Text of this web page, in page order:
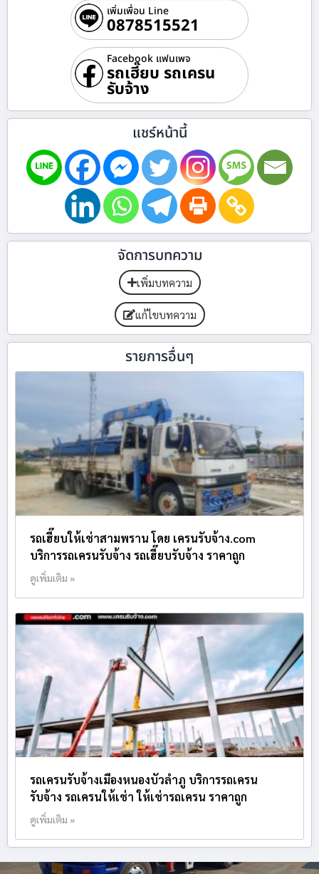
เพิ่มเพื่อน Line
0878515521
Facebook แฟนเพจ
รถเฮี๊ยบ รถเครน
รับจ้าง
แชร์หน้านี้
จัดการบทความ
เพิ่มบทความ
แก้ไขบทความ
รายการอื่นๆ
รถเฮี๊ยบให้เช่าสามพราน โดย เครนรับจ้าง.com
บริการรถเครนรับจ้าง รถเฮี๊ยบรับจ้าง ราคาถูก
ดูเพิ่มเติม »
รถเครนรับจ้างเมืองหนองบัวลำภู บริการรถเครน
รับจ้าง รถเครนให้เช่า ให้เช่ารถเครน ราคาถูก
ดูเพิ่มเติม »